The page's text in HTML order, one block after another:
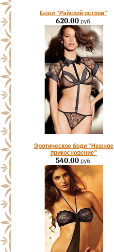
Боди "Райский остров"
620.00руб.
Эротическое боди "Нежное
прикосновение"
540.00руб.